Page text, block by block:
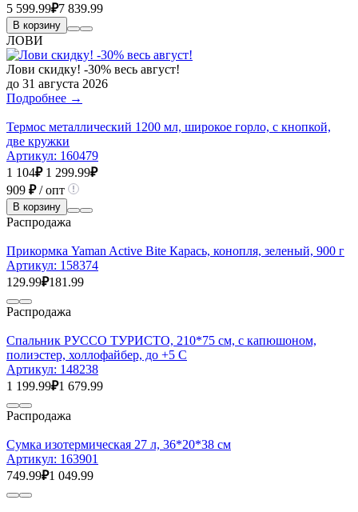
5 599.99₽7 839.99
В корзину
ЛОВИ
Лови скидку! -30% весь август!
до 31 августа 2026
Подробнее →
Термос металлический 1200 мл, широкое горло, с кнопкой,
две кружки
Артикул: 160479
1 104₽ 1 299.99₽
909 ₽/ опт
В корзину
Распродажа
Прикормка Yaman Active Bite Карась, конопля, зеленый, 900 г
Артикул: 158374
129.99₽181.99
Распродажа
Спальник РУССО ТУРИСТО, 210*75 см, с капюшоном,
полиэстер, холлофайбер, до +5 С
Артикул: 148238
1 199.99₽1 679.99
Распродажа
Сумка изотермическая 27 л, 36*20*38 см
Артикул: 163901
749.99₽1 049.99